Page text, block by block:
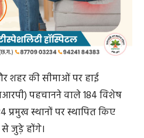
शहर की सीमाओं पर हाई
पहचानने वाले 184 विशेष
स्थानों पर स्थापित किए
जुड़े होंगे।